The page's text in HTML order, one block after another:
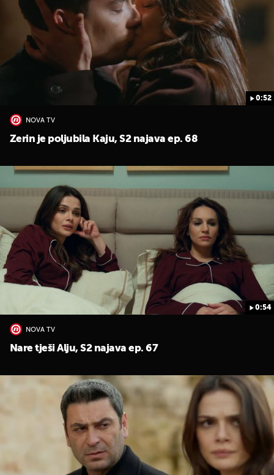
0:52
NOVA TV
Zerin je poljubila Kaju, S2 najava ep. 68
0:54
NOVA TV
Nare tješi Alju, S2 najava ep. 67